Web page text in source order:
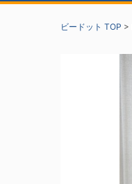
ビードット TOP >